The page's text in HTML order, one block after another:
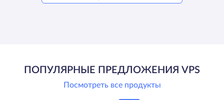
ПОПУЛЯРНЫЕ ПРЕДЛОЖЕНИЯ VPS
Посмотреть все продукты